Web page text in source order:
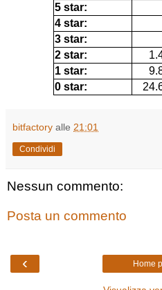
5 star:
4 star:
3 star:
2 star:
1 star:
0 star:
bitfactory alle 21:01
Condividi
Nessun commento:
Posta un commento
‹ Home